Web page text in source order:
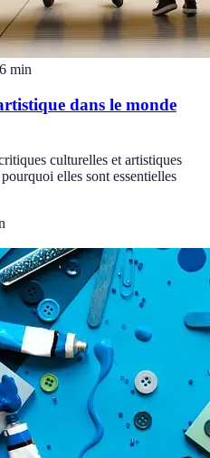
6 min
dans le monde
culturelles et artistiques
elles sont essentielles